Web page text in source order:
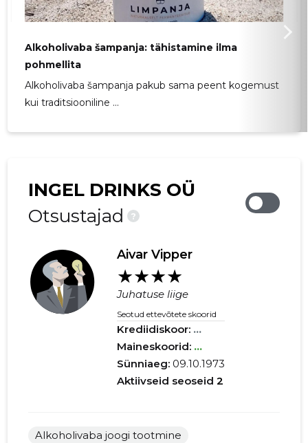
Alkoholivaba šampanja: tähistamine ilma
pohmellita
Alkoholivaba šampanja pakub sama peent kogemust
kui traditsiooniline ...
INGEL DRINKS OÜ
Otsustajad
?
Aivar Vipper
★★★★
Juhatuse liige
Seotud ettevõtete skoorid
Krediidiskoor: ...
Maineskoorid: ...
Sünniaeg:09.10.1973
Aktiivseid seoseid 2
Alkoholivaba joogi tootmine